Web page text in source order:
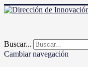
Buscar...
Cambiar navegación